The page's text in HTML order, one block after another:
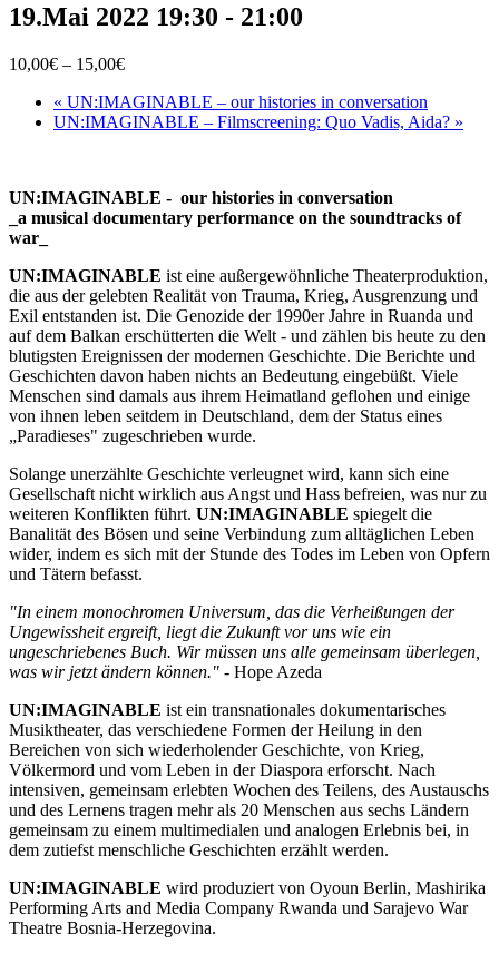
19.Mai 2022 19:30 - 21:00
10,00€ – 15,00€
« UN:IMAGINABLE – our histories in conversation
UN:IMAGINABLE – Filmscreening: Quo Vadis, Aida? »
UN:IMAGINABLE - our histories in conversation
_a musical documentary performance on the soundtracks of
war_
UN:IMAGINABLE ist eine außergewöhnliche Theaterproduktion,
die aus der gelebten Realität von Trauma, Krieg, Ausgrenzung und
Exil entstanden ist. Die Genozide der 1990er Jahre in Ruanda und
auf dem Balkan erschütterten die Welt - und zählen bis heute zu den
blutigsten Ereignissen der modernen Geschichte. Die Berichte und
Geschichten davon haben nichts an Bedeutung eingebüßt. Viele
Menschen sind damals aus ihrem Heimatland geflohen und einige
von ihnen leben seitdem in Deutschland, dem der Status eines
„Paradieses" zugeschrieben wurde.
Solange unerzählte Geschichte verleugnet wird, kann sich eine
Gesellschaft nicht wirklich aus Angst und Hass befreien, was nur zu
weiteren Konflikten führt. UN:IMAGINABLE spiegelt die
Banalität des Bösen und seine Verbindung zum alltäglichen Leben
wider, indem es sich mit der Stunde des Todes im Leben von Opfern
und Tätern befasst.
"In einem monochromen Universum, das die Verheißungen der
Ungewissheit ergreift, liegt die Zukunft vor uns wie ein
ungeschriebenes Buch. Wir müssen uns alle gemeinsam überlegen,
was wir jetzt ändern können." - Hope Azeda
UN:IMAGINABLE ist ein transnationales dokumentarisches
Musiktheater, das verschiedene Formen der Heilung in den
Bereichen von sich wiederholender Geschichte, von Krieg,
Völkermord und vom Leben in der Diaspora erforscht. Nach
intensiven, gemeinsam erlebten Wochen des Teilens, des Austauschs
und des Lernens tragen mehr als 20 Menschen aus sechs Ländern
gemeinsam zu einem multimedialen und analogen Erlebnis bei, in
dem zutiefst menschliche Geschichten erzählt werden.
UN:IMAGINABLE wird produziert von Oyoun Berlin, Mashirika
Performing Arts and Media Company Rwanda und Sarajevo War
Theatre Bosnia-Herzegovina.